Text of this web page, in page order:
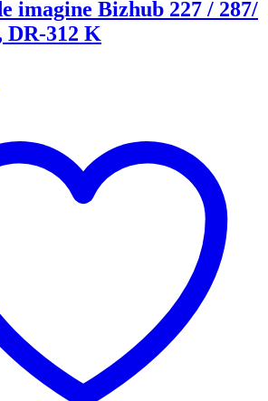
imagine Bizhub 227 / 287/
DR-312 K